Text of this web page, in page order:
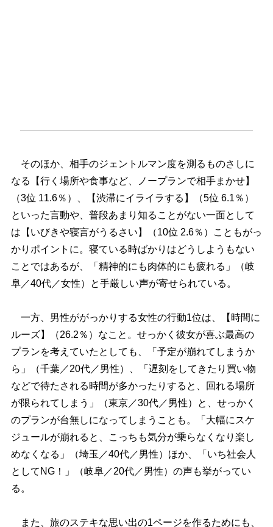
そのほか、相手のジェントルマン度を測るものさしに
なる【行く場所や食事など、ノープランで相手まかせ】
（3位 11.6％）、【渋滞にイライラする】（5位 6.1％）
といった言動や、普段あまり知ることがない一面として
は【いびきや寝言がうるさい】（10位 2.6％）こともがっ
かりポイントに。寝ている時ばかりはどうしようもない
ことではあるが、「精神的にも肉体的にも疲れる」（岐
阜／40代／女性）と手厳しい声が寄せられている。
一方、男性ががっかりする女性の行動1位は、【時間に
ルーズ】（26.2％）なこと。せっかく彼女が喜ぶ最高の
プランを考えていたとしても、「予定が崩れてしまうか
ら」（千葉／20代／男性）、「遅刻をしてきたり買い物
などで待たされる時間が多かったりすると、回れる場所
が限られてしまう」（東京／30代／男性）と、せっかく
のプランが台無しになってしまうことも。「大幅にスケ
ジュールが崩れると、こっちも気分が乗らなくなり楽し
めなくなる」（埼玉／40代／男性）ほか、「いち社会人
としてNG！」（岐阜／20代／男性）の声も挙がってい
る。
また、旅のステキな思い出の1ページを作るためにも、